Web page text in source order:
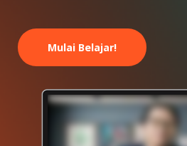
Mulai Belajar!